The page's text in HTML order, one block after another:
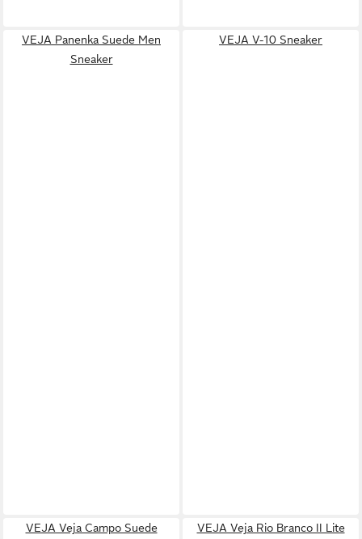
VEJA Panenka Suede Men
Sneaker
VEJA V-10 Sneaker
VEJA Veja Campo Suede
VEJA Veja Rio Branco II Lite